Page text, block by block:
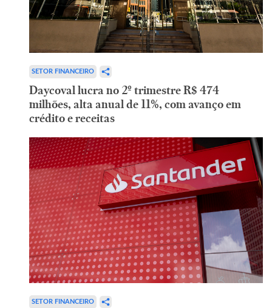
SETOR FINANCEIRO
Daycoval lucra no 2º trimestre R$ 474
milhões, alta anual de 11%, com avanço em
crédito e receitas
SETOR FINANCEIRO